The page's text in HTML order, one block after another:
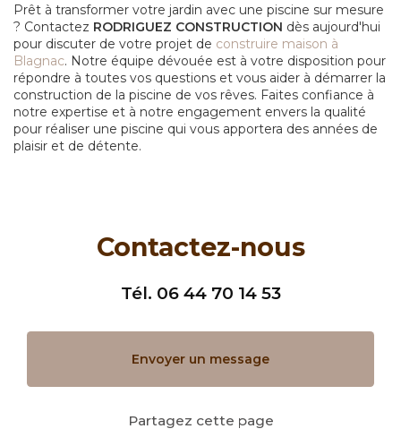
Prêt à transformer votre jardin avec une piscine sur mesure
? Contactez RODRIGUEZ CONSTRUCTION dès aujourd'hui
pour discuter de votre projet de construire maison à
Blagnac. Notre équipe dévouée est à votre disposition pour
répondre à toutes vos questions et vous aider à démarrer la
construction de la piscine de vos rêves. Faites confiance à
notre expertise et à notre engagement envers la qualité
pour réaliser une piscine qui vous apportera des années de
plaisir et de détente.
Contactez-nous
Tél. 06 44 70 14 53
Envoyer un message
Partagez cette page